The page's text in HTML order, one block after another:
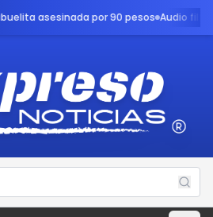
pesos Audio filtrado revela angustia en